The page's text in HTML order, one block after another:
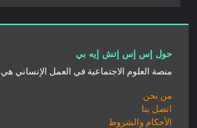
حول إس إس إتش إيه بي
منصة العلوم الاجتماعية في العمل الإنساني
من نحن
اتصل بنا
الأحكام والشروط